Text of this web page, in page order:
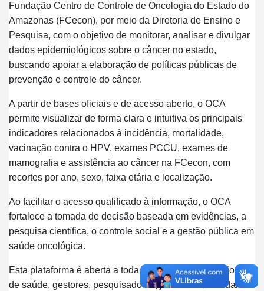
Fundação Centro de Controle de Oncologia do Estado do
Amazonas (FCecon), por meio da Diretoria de Ensino e
Pesquisa, com o objetivo de monitorar, analisar e divulgar
dados epidemiológicos sobre o câncer no estado,
buscando apoiar a elaboração de políticas públicas de
prevenção e controle do câncer.
A partir de bases oficiais e de acesso aberto, o OCA
permite visualizar de forma clara e intuitiva os principais
indicadores relacionados à incidência, mortalidade,
vacinação contra o HPV, exames PCCU, exames de
mamografia e assistência ao câncer na FCecon, com
recortes por ano, sexo, faixa etária e localização.
Ao facilitar o acesso qualificado à informação, o OCA
fortalece a tomada de decisão baseada em evidências, a
pesquisa científica, o controle social e a gestão pública em
saúde oncológica.
Esta plataforma é aberta a toda sociedade — profissionais
de saúde, gestores, pesquisadores, jornalistas, estudantes